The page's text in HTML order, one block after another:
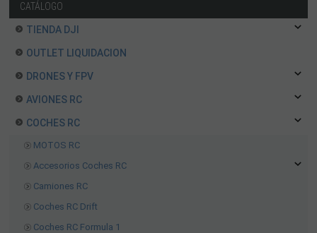
CATÁLOGO
TIENDA DJI
OUTLET LIQUIDACION
DRONES Y FPV
AVIONES RC
COCHES RC
MOTOS RC
Accesorios Coches RC
Camiones RC
Coches RC Drift
Coches RC Formula 1